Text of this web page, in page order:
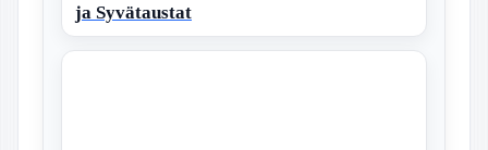
ja Syvätaustat